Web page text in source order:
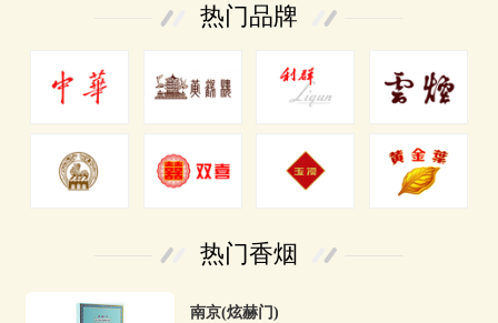
热门品牌
热门香烟
南京(炫赫门)